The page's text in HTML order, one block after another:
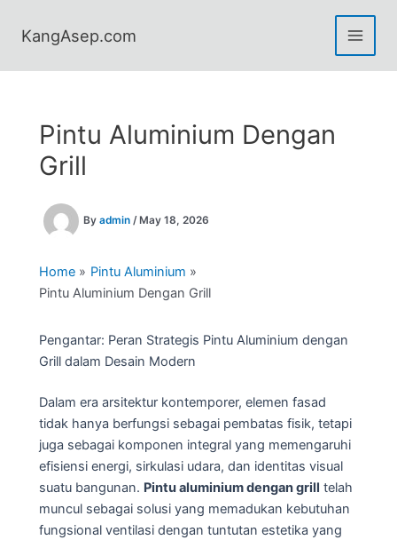
KangAsep.com
Pintu Aluminium Dengan
Grill
By admin / May 18, 2026
Home
Pintu Aluminium
Pintu Aluminium Dengan Grill
Pengantar: Peran Strategis Pintu Aluminium dengan
Grill dalam Desain Modern
Dalam era arsitektur kontemporer, elemen fasad
tidak hanya berfungsi sebagai pembatas fisik, tetapi
juga sebagai komponen integral yang memengaruhi
efisiensi energi, sirkulasi udara, dan identitas visual
suatu bangunan. Pintu aluminium dengan grill telah
muncul sebagai solusi yang memadukan kebutuhan
fungsional ventilasi dengan tuntutan estetika yang